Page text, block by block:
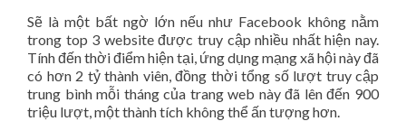
Sẽ là một bất ngờ lớn nếu như Facebook không nằm
trong top 3 website được truy cập nhiều nhất hiện nay.
Tính đến thời điểm hiện tại, ứng dụng mạng xã hộinày đã
có hơn 2 tỷ thành viên, đồng thời tổng số lượt truy cập
trung bình mỗi tháng của trang web này đã lên đến 900
triệu lượt, một thành tích không thể ấn tượng hơn.